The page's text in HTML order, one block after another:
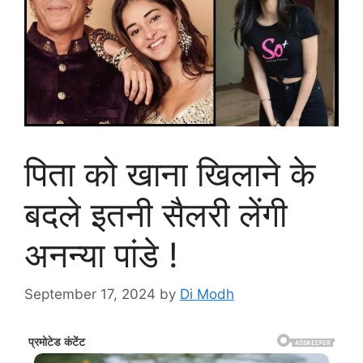
पिता को खाना खिलाने के
बदले इतनी सैलरी लेंगी
अनन्या पांडे !
September 17, 2024 by Di Modh